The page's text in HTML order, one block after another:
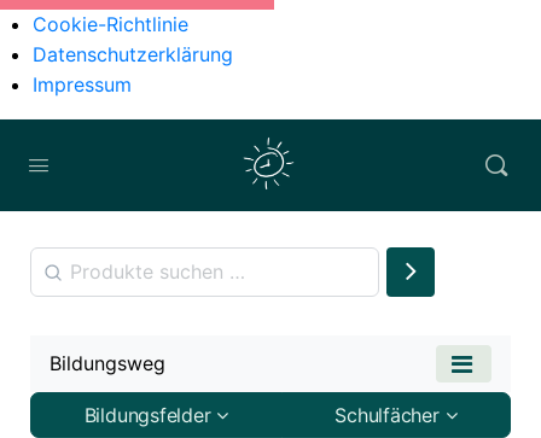
Cookie-Richtlinie
Datenschutzerklärung
Impressum
Bildungsweg
Bildungsfelder Schulfächer